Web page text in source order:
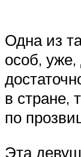
Одна из
особ, уже,
в стране,
по
Эта